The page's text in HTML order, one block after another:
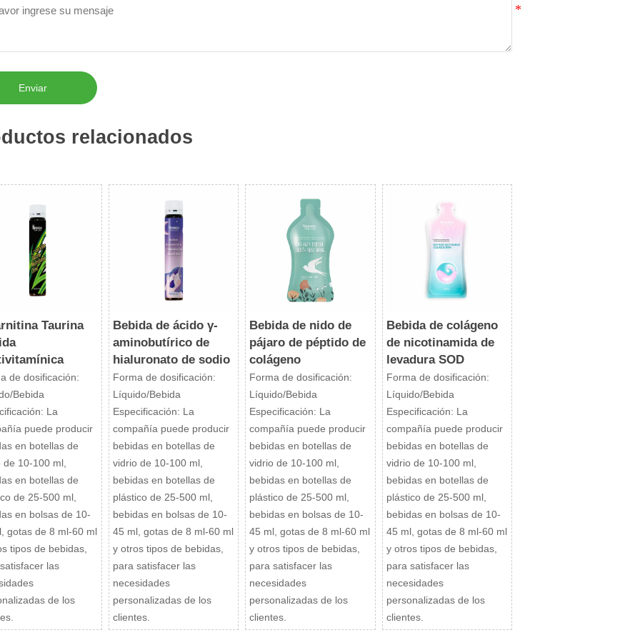
Enviar
relacionados
Taurina
de dosificación:
Bebida
La
puede producir
en botellas de
de 10-100 ml,
en botellas de
de 25-500 ml,
en bolsas de 10-
gotas de 8 ml-60 ml
tipos de bebidas,
las
de los
Bebida de ácido γ-
aminobutírico de
hialuronato de sodio
Forma de dosificación:
Líquido/Bebida
Especificación: La
compañía puede producir
bebidas en botellas de
vidrio de 10-100 ml,
bebidas en botellas de
plástico de 25-500 ml,
bebidas en bolsas de 10-
45 ml, gotas de 8 ml-60 ml
y otros tipos de bebidas,
para satisfacer las
necesidades
personalizadas de los
clientes.
Bebida de nido de
pájaro de péptido de
colágeno
Forma de dosificación:
Líquido/Bebida
Especificación: La
compañía puede producir
bebidas en botellas de
vidrio de 10-100 ml,
bebidas en botellas de
plástico de 25-500 ml,
bebidas en bolsas de 10-
45 ml, gotas de 8 ml-60 ml
y otros tipos de bebidas,
para satisfacer las
necesidades
personalizadas de los
clientes.
Bebida de colágeno
de nicotinamida de
levadura SOD
Forma de dosificación:
Líquido/Bebida
Especificación: La
compañía puede producir
bebidas en botellas de
vidrio de 10-100 ml,
bebidas en botellas de
plástico de 25-500 ml,
bebidas en bolsas de 10-
45 ml, gotas de 8 ml-60 ml
y otros tipos de bebidas,
para satisfacer las
necesidades
personalizadas de los
clientes.